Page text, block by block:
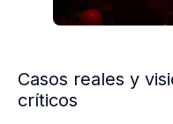
Casos reales y
críticos